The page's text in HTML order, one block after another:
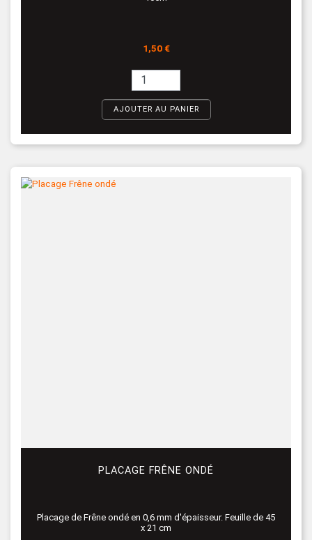
Prix
1,50 €
AJOUTER AU PANIER
PLACAGE FRÊNE ONDÉ
Placage de Frêne ondé en 0,6 mm d'épaisseur. Feuille de 45
x 21 cm